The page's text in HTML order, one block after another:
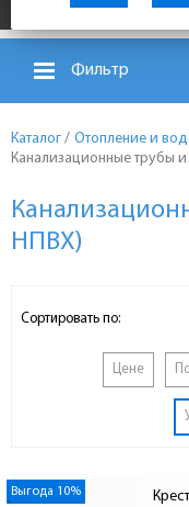
Фильтр
Каталог / Отопление и
Канализационные трубы
НПВХ)
Сортировать по:
Цене
Выгода 10%